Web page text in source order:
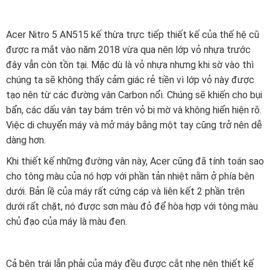
Acer Nitro 5 AN515 kế thừa trực tiếp thiết kế của thế hệ cũ
được ra mắt vào năm 2018 vừa qua nên lớp vỏ nhựa trước
đây vẫn còn tồn tại. Mặc dù là vỏ nhựa nhưng khi sờ vào thì
chúng ta sẽ không thấy cảm giác rẻ tiền vì lớp vỏ này được
tạo nên từ các đường vân Carbon nổi. Chúng sẽ khiến cho bụi
bẩn, các dấu vân tay bám trên vỏ bị mờ và không hiển hiện rõ.
Việc di chuyển máy và mở máy bằng một tay cũng trở nên dễ
dàng hơn.
Khi thiết kế những đường vân này, Acer cũng đã tính toán sao
cho tông màu của nó hợp với phần tản nhiệt nằm ở phía bên
dưới. Bản lề của máy rất cứng cáp và liên kết 2 phần trên
dưới rất chặt, nó được sơn màu đỏ để hòa hợp với tông màu
chủ đạo của máy là màu đen.
Cả bên trái lẫn phải của máy đều được cắt nhẹ nên thiết kế